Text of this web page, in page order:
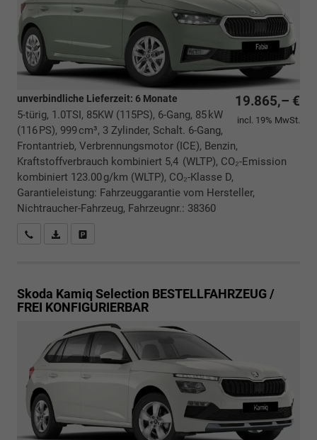
19.865,– €
incl. 19% MwSt.
unverbindliche Lieferzeit: 6 Monate
5-türig, 1.0TSI, 85KW (115PS), 6-Gang, 85 kW
(116 PS), 999 cm³, 3 Zylinder, Schalt. 6-Gang,
Frontantrieb, Verbrennungsmotor (ICE), Benzin,
Kraftstoffverbrauch kombiniert 5,4 (WLTP), CO₂-Emission
kombiniert 123.00 g/km (WLTP), CO₂-Klasse D,
Garantieleistung: Fahrzeuggarantie vom Hersteller,
Nichtraucher-Fahrzeug, Fahrzeugnr.: 38360
Rückrufbitte absenden
PDF-Datei, Fahrzeugexposé drucken
Skoda Kamiq Selection BESTELLFAHRZEUG /
FREI KONFIGURIERBAR